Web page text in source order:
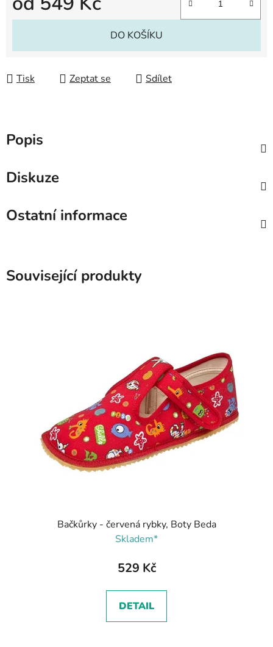
Měrná cena:
DO KOŠÍKU
Tisk Zeptat se Sdílet
Popis
Diskuze
Ostatní informace
Související produkty
Bačkůrky - červená rybky, Boty Beda
Skladem*
529 Kč
DETAIL